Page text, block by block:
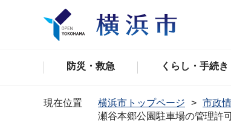
防災・救急 くらし・手続き
現在位置 横浜市トップページ 市政
瀬谷本郷公園駐車場の管理許